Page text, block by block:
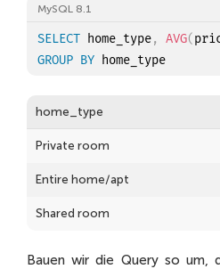
MySQL 8.1
SELECT home_type, AVG(
GROUP BY
home_type
Private room
Entire home/apt
Shared room
Bauen wir die Query so um,